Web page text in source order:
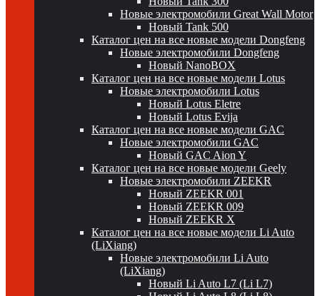
Новые электромобили Great Wall Motor
Новый Tank 500
Каталог цен на все новые модели Dongfeng
Новые электромобили Dongfeng
Новый NanoBOX
Каталог цен на все новые модели Lotus
Новые электромобили Lotus
Новый Lotus Eletre
Новый Lotus Evija
Каталог цен на все новые модели GAC
Новые электромобили GAC
Новый GAC Aion Y
Каталог цен на все новые модели Geely
Новые электромобили ZEEKR
Новый ZEEKR 001
Новый ZEEKR 009
Новый ZEEKR X
Каталог цен на все новые модели Li Auto
(LiXiang)
Новые электромобили Li Auto
(LiXiang)
Новый Li Auto L7 (Li L7)